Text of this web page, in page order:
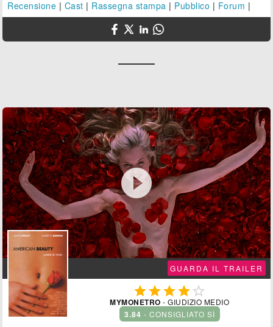
Recensione | Cast | Rassegna stampa | Pubblico | Forum |

GUARDA IL TRAILER
 
MYMONETRO - GIUDIZIO MEDIO
3.84 - CONSIGLIATO SÌ